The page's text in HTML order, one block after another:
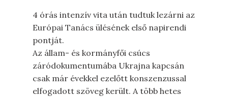
4 órás intenzív vita után tudtuk lezárni az
Európai Tanács ülésének első napirendi
pontját.
Az állam- és kormányfői csúcs
záródokumentumába Ukrajna kapcsán
csak már évekkel ezelőtt konszenzussal
elfogadott szöveg került. A több hetes